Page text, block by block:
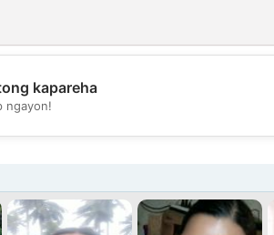
💕
kapareha
ngayon!